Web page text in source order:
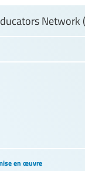
Network
en œuvre